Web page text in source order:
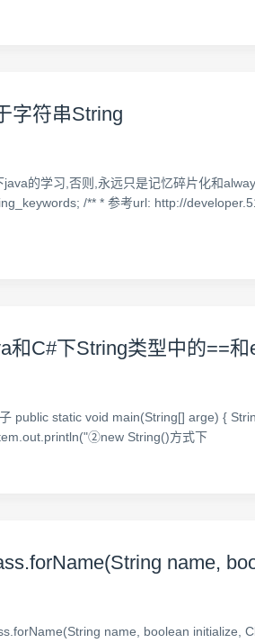
字符串String
java的学习,否则,永远只是记忆碎片化和
/** * 参考url: http://
和C#下String类型中的==
public static void main(String[] arge) {
String()方式下
name,
name, boolean initialize,